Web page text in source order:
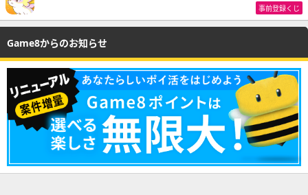
事前登録くじ
Game8からのお知らせ